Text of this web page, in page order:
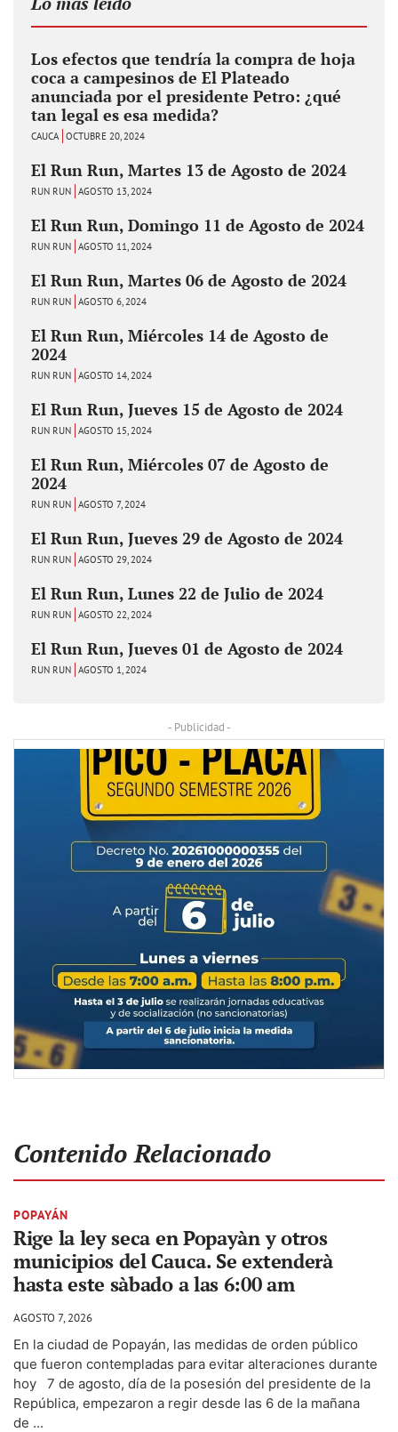
Los efectos que tendría la compra de hoja
coca a campesinos de El Plateado
anunciada por el presidente Petro: ¿qué
tan legal es esa medida?
CAUCA OCTUBRE 20, 2024
El Run Run, Martes 13 de Agosto de 2024
RUN RUN AGOSTO 13, 2024
El Run Run, Domingo 11 de Agosto de 2024
RUN RUN AGOSTO 11, 2024
El Run Run, Martes 06 de Agosto de 2024
RUN RUN AGOSTO 6, 2024
El Run Run, Miércoles 14 de Agosto de
2024
RUN RUN AGOSTO 14, 2024
El Run Run, Jueves 15 de Agosto de 2024
RUN RUN AGOSTO 15, 2024
El Run Run, Miércoles 07 de Agosto de
2024
RUN RUN AGOSTO 7, 2024
El Run Run, Jueves 29 de Agosto de 2024
RUN RUN AGOSTO 29, 2024
El Run Run, Lunes 22 de Julio de 2024
RUN RUN AGOSTO 22, 2024
El Run Run, Jueves 01 de Agosto de 2024
RUN RUN AGOSTO 1, 2024
- Publicidad -
Contenido Relacionado
POPAYÁN
Rige la ley seca en Popayàn y otros
municipios del Cauca. Se extenderà
hasta este sàbado a las 6:00 am
AGOSTO 7, 2026
En la ciudad de Popayán, las medidas de orden público
que fueron contempladas para evitar alteraciones durante
hoy 7 de agosto, día de la posesión del presidente de la
República, empezaron a regir desde las 6 de la mañana
de ...